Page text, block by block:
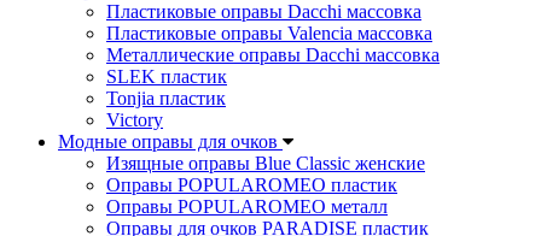
Пластиковые оправы Dacchi массовка
Пластиковые оправы Valencia массовка
Металлические оправы Dacchi массовка
SLEK пластик
Tonjia пластик
Victory
Модные оправы для очков
Изящные оправы Blue Classic женские
Оправы POPULAROMEO пластик
Оправы POPULAROMEO металл
Оправы для очков PARADISE пластик